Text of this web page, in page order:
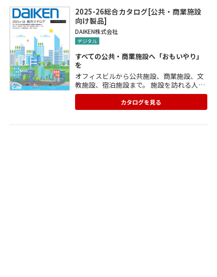
2025-26総合カタログ[公共・商業施設
向け製品]
DAIKEN株式会社
デジタル
すべての公共・商業施設へ「おもいやり」
を
オフィスビルから公共施設、商業施設、文
教施設、宿泊施設まで。 施設を訪れる人、
そこで働く人。 それぞれの”心地いい”であ
ふれた空間を目指して…。 DAIKENの建材
は、「おもいやり」をコンセプトに、 「お
カタログを見る